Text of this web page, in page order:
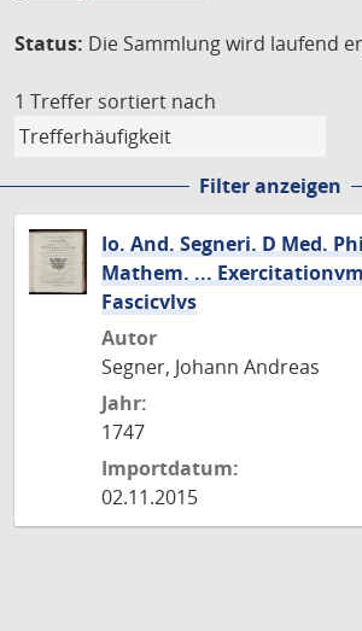
Status: Die Sammlung wird laufend
1 Treffer sortiert nach
Filter anzeigen
Io. And. Segneri. D Med.
Mathem. ...
Fascicvlvs
Autor
Segner, Johann Andreas
Jahr:
1747
Importdatum:
02.11.2015